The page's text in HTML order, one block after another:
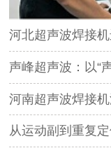
河北超声波焊接机进货渠
声峰超声波：以“声波
河南超声波焊接机源头工厂在
从运动副到重复定位：